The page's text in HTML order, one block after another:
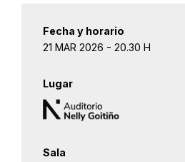
Fecha y horario
21 MAR 2026 - 20.30 H
Lugar
Sala